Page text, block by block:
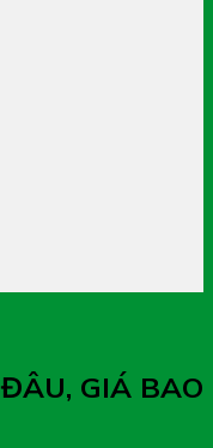
GIÁ BAO